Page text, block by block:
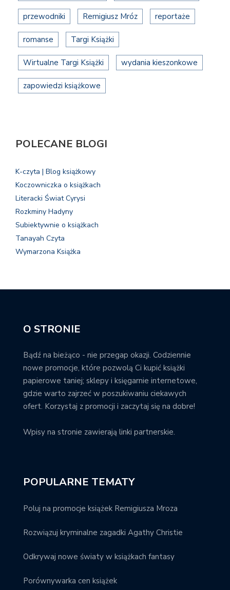
przewodniki Remigiusz Mróz reportaże
romanse Targi Książki
Wirtualne Targi Książki wydania kieszonkowe
zapowiedzi książkowe
POLECANE BLOGI
K-czyta | Blog książkowy
Koczowniczka o książkach
Literacki Świat Cyrysi
Rozkminy Hadyny
Subiektywnie o książkach
Tanayah Czyta
Wymarzona Książka
O STRONIE
Bądź na bieżąco - nie przegap okazji. Codziennie
nowe promocje, które pozwolą Ci kupić książki
papierowe taniej; sklepy i księgarnie internetowe,
gdzie warto zajrzeć w poszukiwaniu ciekawych
ofert. Korzystaj z promocji i zaczytaj się na dobre!
Wpisy na stronie zawierają linki partnerskie.
POPULARNE TEMATY
Poluj na promocje książek Remigiusza Mroza
Rozwiązuj kryminalne zagadki Agathy Christie
Odkrywaj nowe światy w książkach fantasy
Porównywarka cen książek